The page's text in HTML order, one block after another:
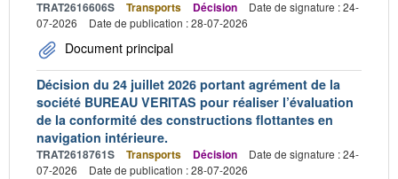
TRAT2616606S Transports Décision
Date de signature : 24-
07-2026
Date de publication : 28-07-2026
Document principal
Décision du 24 juillet 2026 portant agrément de la
société BUREAU VERITAS pour réaliser l’évaluation
de la conformité des constructions flottantes en
navigation intérieure.
TRAT2618761S Transports Décision
Date de signature : 24-
07-2026
Date de publication : 28-07-2026